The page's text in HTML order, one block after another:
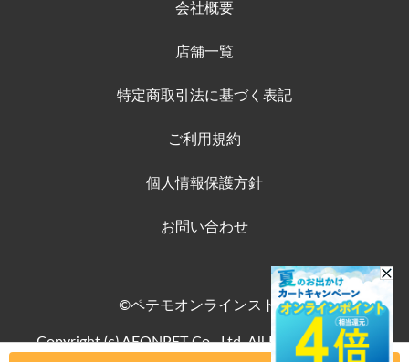
会社概要
店舗一覧
特定商取引法に基づく表記
ご利用規約
個人情報保護方針
お問い合わせ
©ペテモオンラインストア
Copyright (c) AEONPET Co., Ltd. All Rights Reserved.